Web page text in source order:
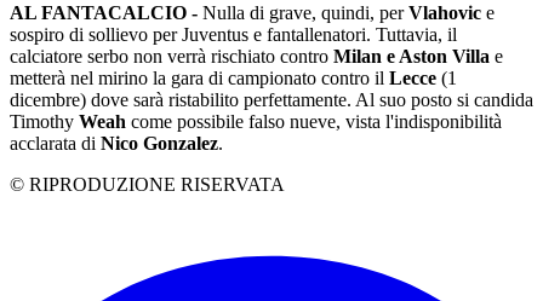
AL FANTACALCIO - Nulla di grave, quindi, perVlahovic e
sospiro di sollievo per Juventus e fantallenatori. Tuttavia, il
calciatore serbo non verrà rischiato contro Milan e Aston Villa e
metterà nel mirino la gara di campionato contro il Lecce (1
dicembre) dove sarà ristabilito perfettamente. Al suo posto si candida
Timothy Weah come possibile falso nueve, vista l'indisponibilità
acclarata di Nico Gonzalez.
© RIPRODUZIONE RISERVATA